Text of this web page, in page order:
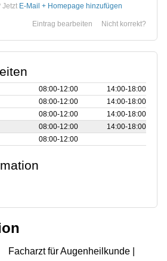
Jetzt E-Mail + Homepage hinzufügen
Nicht korrekt?
Eintrag bearbeiten
08:00‑12:00
14:00‑18:00
08:00‑12:00
14:00‑18:00
08:00‑12:00
14:00‑18:00
08:00‑12:00
14:00‑18:00
08:00‑12:00
Facharzt für Augenheilkunde |